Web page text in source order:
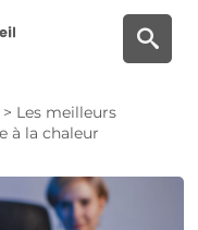
> Les meilleurs
à la chaleur